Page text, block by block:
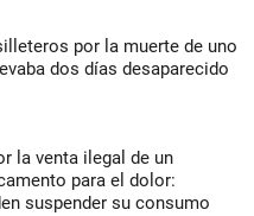
por la muerte de uno
dos días desaparecido
la venta ilegal de un
para el dolor:
suspender su consumo